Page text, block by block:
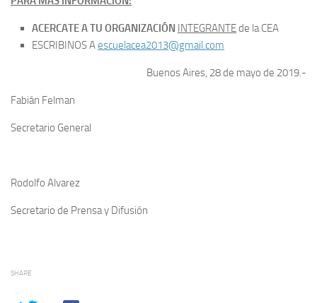
ACERCATE A TU ORGANIZACIÓN INTEGRANTEde la CEA
ESCRIBINOS Aescuelacea2013@gmail.com
Buenos Aires, 28 de mayo de 2019.-
Fabián Felman
Secretario General
Rodolfo Alvarez
Secretario de Prensa y Difusión
SHARE